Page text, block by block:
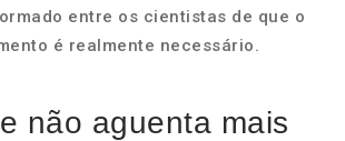
entre os cientistas de que o
é realmente necessário.
não aguenta mais